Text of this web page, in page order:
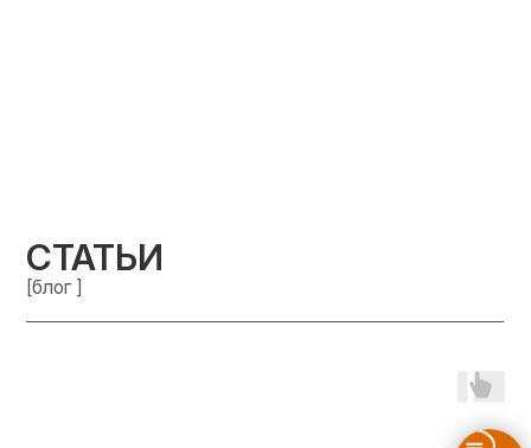
СТАТЬИ
[блог ]